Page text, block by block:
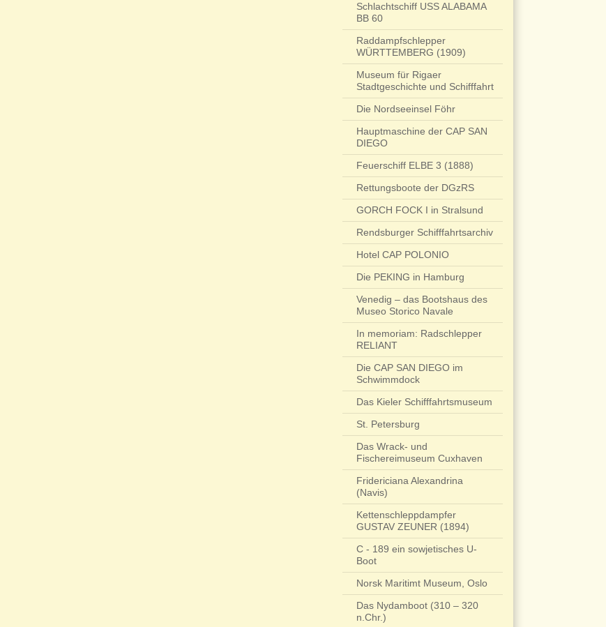
Schlachtschiff USS ALABAMA
BB 60
Raddampfschlepper
WÜRTTEMBERG (1909)
Museum für Rigaer
Stadtgeschichte und Schifffahrt
Die Nordseeinsel Föhr
Hauptmaschine der CAP SAN
DIEGO
Feuerschiff ELBE 3 (1888)
Rettungsboote der DGzRS
GORCH FOCK I in Stralsund
Rendsburger Schifffahrtsarchiv
Hotel CAP POLONIO
Die PEKING in Hamburg
Venedig – das Bootshaus des
Museo Storico Navale
In memoriam: Radschlepper
RELIANT
Die CAP SAN DIEGO im
Schwimmdock
Das Kieler Schifffahrtsmuseum
St. Petersburg
Das Wrack- und
Fischereimuseum Cuxhaven
Fridericiana Alexandrina
(Navis)
Kettenschleppdampfer
GUSTAV ZEUNER (1894)
C - 189 ein sowjetisches U-
Boot
Norsk Maritimt Museum, Oslo
Das Nydamboot (310 – 320
n.Chr.)